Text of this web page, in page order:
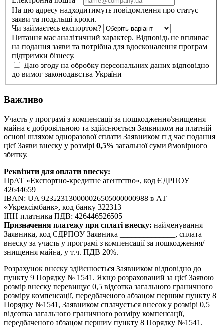
На цю адресу надходитимуть повідомлення про статус
заяви та подальші кроки.
Чи займаєтесь експортом?
Питання має аналітичний характер. Відповідь не впливає
на подання заяви та потрібна для вдосконалення програм
підтримки бізнесу.
Даю згоду на обробку персональних даних відповідно
до вимог законодавства України
Важливо
Участь у програмі з компенсації за пошкодження/знищення
майна є добровільною та здійснюється Заявником на платній
основі шляхом одноразової сплати Заявником під час подання
цієї Заяви внеску у розмірі 0,5% загальної суми ймовірного
збитку.
Реквізити для оплати внеску:
ПрАТ «Експортно-кредитне агентство», код ЄДРПОУ
42644659
IBAN: UA 923223130000026505000000988 в АТ
«Укрексімбанк», код банку 322313
ІПН платника ПДВ: 426446526505
Призначення платежу при сплаті внеску: найменування
Заявника, код ЄДРПОУ Заявника ______________, сплата
внеску за участь у програмі з компенсації за пошкодження/
знищення майна, у т.ч. ПДВ 20%.
Розрахунок внеску здійснюється Заявником відповідно до
пункту 9 Порядку № 1541. Якщо розрахований за цієї Заявою
розмір внеску перевищує 0,5 відсотка загального граничного
розміру компенсації, передбаченого абзацом першим пункту 8
Порядку №1541, Заявником сплачується внесок у розмірі 0,5
відсотка загального граничного розміру компенсації,
передбаченого абзацом першим пункту 8 Порядку №1541.